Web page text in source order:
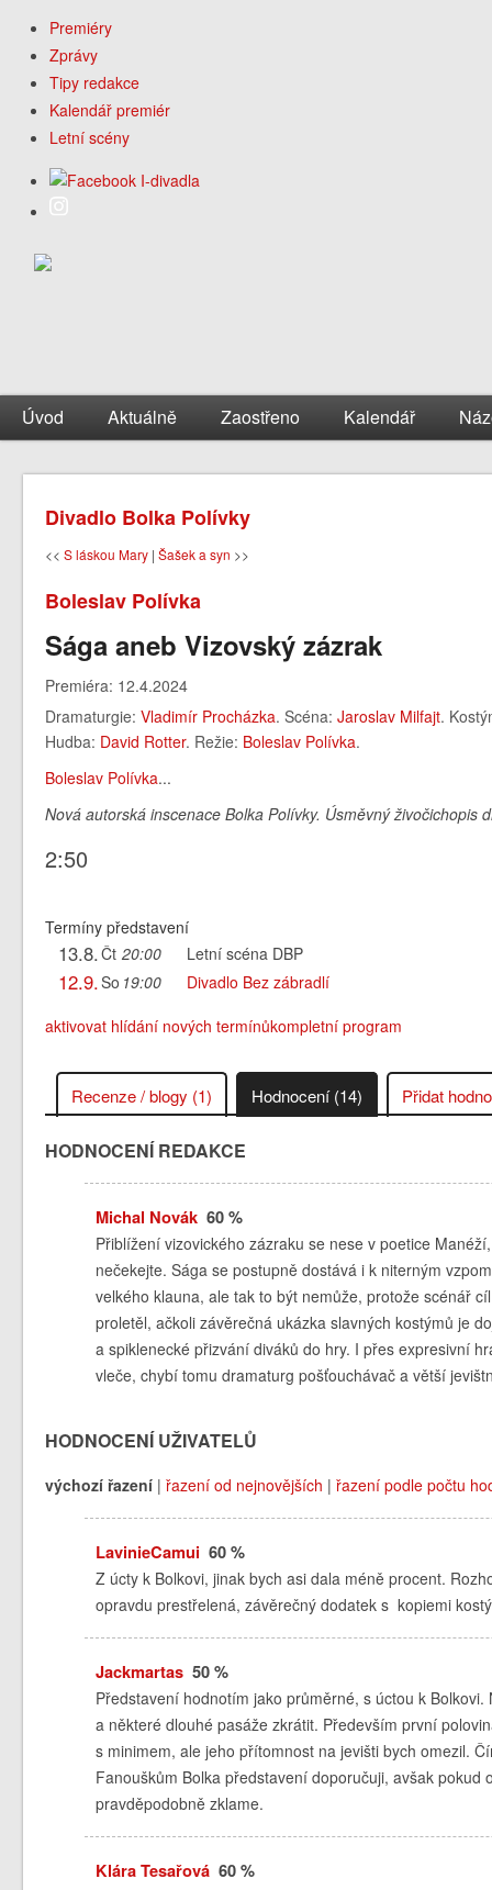
Premiéry
Zprávy
Tipy redakce
Kalendář premiér
Letní scény
Úvod Aktuálně Zaostřeno Kalendář
Divadlo Bolka Polívky
<<S láskou Mary |Šašek a syn >>
Boleslav Polívka
Sága aneb Vizovský zázrak
Premiéra: 12.4.2024
Dramaturgie:Vladimír Procházka. Scéna:Jaroslav Milfajt.
Hudba: David Rotter. Režie: Boleslav Polívka.
Boleslav Polívka...
Nová autorská inscenace Bolka Polívky. Úsměvný živočichopis
2:50
Termíny představení
13.8.Čt 20:00 Letní scéna DBP
12.9.So 19:00
Divadlo Bez zábradlí
aktivovat hlídání nových termínůkompletní program
Recenze / blogy (1) Hodnocení (14) Přidat
HODNOCENÍ REDAKCE
Michal Novák60 %
Přiblížení vizovického zázraku se nese v poetice
nečekejte. Sága se postupně dostává i k niterným
velkého klauna, ale tak to být nemůže, protože scénář
proletěl, ačkoli závěrečná ukázka slavných kostýmů je
a spiklenecké přizvání diváků do hry. I přes expresivní
vleče, chybí tomu dramaturg pošťouchávač a větší
HODNOCENÍ UŽIVATELŮ
výchozí řazení |řazení od nejnovějších |řazení podle počtu
LavinieCamui 60 %
Z úcty k Bolkovi, jinak bych asi dala méně procent.
opravdu prestřelená, závěrečný dodatek s kopiemi
Jackmartas50 %
Představení hodnotím jako průměrné, s úctou k
a některé dlouhé pasáže zkrátit. Především první
s minimem, ale jeho přítomnost na jevišti bych omezil.
Fanouškům Bolka představení doporučuji, avšak
pravděpodobně zklame.
Klára Tesařová60 %